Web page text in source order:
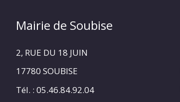
Mairie de Soubise
2, RUE DU 18 JUIN
17780 SOUBISE
Tél. : 05.46.84.92.04